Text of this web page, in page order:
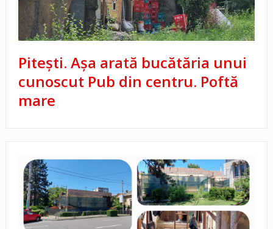
Pitești. Așa arată bucătăria unui
cunoscut Pub din centru. Poftă
mare